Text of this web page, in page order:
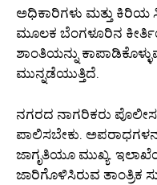
ಅಧಿಕಾರಿಗಳು ಮತ್ತು ಕಿರಿಯ
ಮೂಲಕ ಬೆಂಗಳೂರಿನ
ಶಾಂತಿಯನ್ನು
ಮುನ್ನಡೆಯುತ್ತಿದೆ.
ನಗರದ ನಾಗರಿಕರು
ಪಾಲಿಸಬೇಕು.
ಜಾಗೃತಿಯೂ ಮುಖ್ಯ.
ಜಾರಿಗೊಳಿಸಿರುವ ತಾಂತ್ರಿಕ